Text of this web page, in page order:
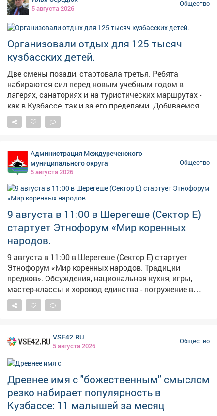
автокресло, прогулочную коляску и стульчик для
кормления. Алексия Киселева из Ленинск-Кузнецкого
округа - студентка. Ее сыну исполнилось 11 месяцев.
Прокатом семья Киселевых пользуется уже не в
первый раз: брали коляску, манеж, ходунки,
видеоняню и зимние санки. Сейчас понадобилось
время, а снова взять в прокате. Когда давал
поручение запустить меру поддержки, опирался на
собственный опыт отца троих детей. Чтобы купить
все необходимое и обновлять по мере роста, нужны
серьезные деньги - не каждому семейному бюджету
по силам. Гораздо удобнее взять бесплатно на время
5 августа 2026
Общество
Организовали отдых для 125 тысяч
кузбасских детей.
Две смены позади, стартовала третья. Ребята
набираются сил перед новым учебным годом в
лагерях, санаториях и на туристических маршрутах -
как в Кузбассе, так и за его пределами. Добиваемся
того, чтобы с каждым годом наши юные земляки
получали все больше возможностей - не только
обрести новые знания и навыки, завести друзей.
Обновляем и инфраструктуру лагкерей. В следующем
году начнем строительство двух новых корпусов в
Администрация Междуреченского
муниципального округа
5 августа 2026
Общество
9 августа в 11:00 в Шерегеше (Сектор Е)
стартует Этнофорум «Мир коренных
народов.
9 августа в 11:00 в Шерегеше (Сектор Е) стартует
Этнофорум «Мир коренных народов. Традиции
предков». Обсуждения, национальная кухня, игры,
мастер-классы и хоровод единства - погружение в
культуру гарантировано! Слышите зов предков?
Приезжайте!
VSE42.RU
5 августа 2026
Общество
Древнее имя с "божественным" смыслом
резко набирает популярность в
Кузбассе: 11 малышей за месяц